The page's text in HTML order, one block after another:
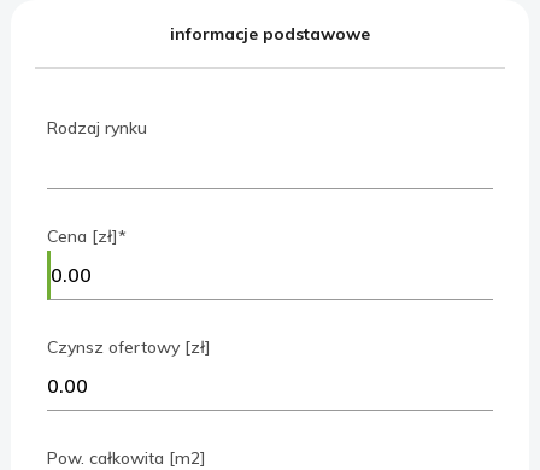
informacje podstawowe
Rodzaj rynku
Cena [zł]*
Czynsz ofertowy [zł]
Pow. całkowita [m2]